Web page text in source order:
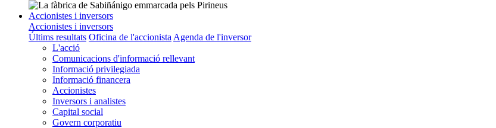
Accionistes i inversors
Accionistes i inversors
Últims resultats Oficina de l'accionista Agenda de l'inversor
L'acció
Comunicacions d'informació rellevant
Informació privilegiada
Informació financera
Accionistes
Inversors i analistes
Capital social
Govern corporatiu